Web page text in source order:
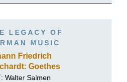
LEGACY OF
MUSIC
Friedrich
Goethes
Oden, Balladen
Walter Salmen